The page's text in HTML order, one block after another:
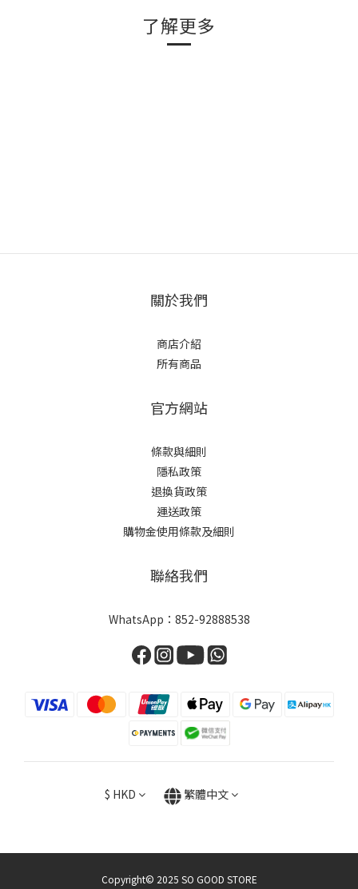
了解更多
關於我們
商店介紹
所有商品
官方網站
條款與細則
隱私政策
退換貨政策
運送政策
購物金使用條款及細則
聯絡我們
WhatsApp： 852-92888538
$ HKD 繁體中文
Copyright© 2025 SO GOOD STORE